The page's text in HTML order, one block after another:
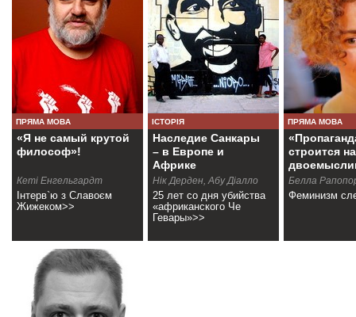
ПРЯМА МОВА
«Я не самый крутой
философ»!
Кеті Енгельгардт
Інтерв`ю з Славоєм
Жижеком>>
ІСТОРІЯ
Наследие Санкары
– в Европе и
Африке
Нік Дерден, Абу Діалло
25 лет со дня убийства
«африканского Че
Гевары»>>
ПРЯМА МОВА
строится на
Белла
Феминизм